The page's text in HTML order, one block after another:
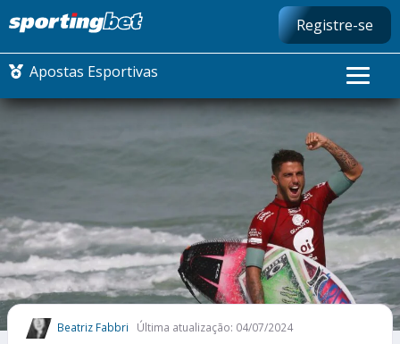
Registre-se
Apostas Esportivas
FUTEBOL INTERNACIONAL
COMO APOSTAR
MAIS ESPORTES
Beatriz Fabbri Última atualização: 04/07/2024